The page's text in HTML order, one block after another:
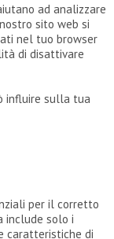
ad analizzare
sito web si
nel tuo browser
di disattivare
influire sulla tua
per il corretto
include solo i
caratteristiche di